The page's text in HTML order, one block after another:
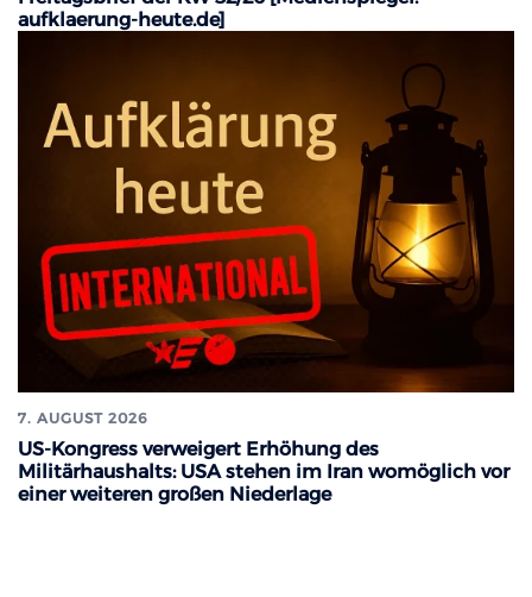
aufklaerung-heute.de]
7. AUGUST 2026
US-Kongress verweigert Erhöhung des
Militärhaushalts: USA stehen im Iran womöglich vor
einer weiteren großen Niederlage